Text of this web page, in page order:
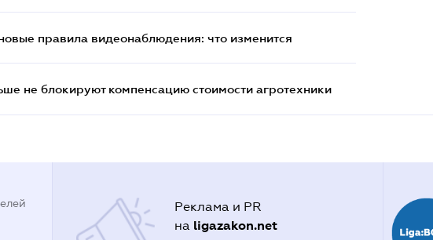
правила видеонаблюдения: что изменится
не блокируют компенсацию стоимости агротехники
Реклама и PR
на ligazakon.net